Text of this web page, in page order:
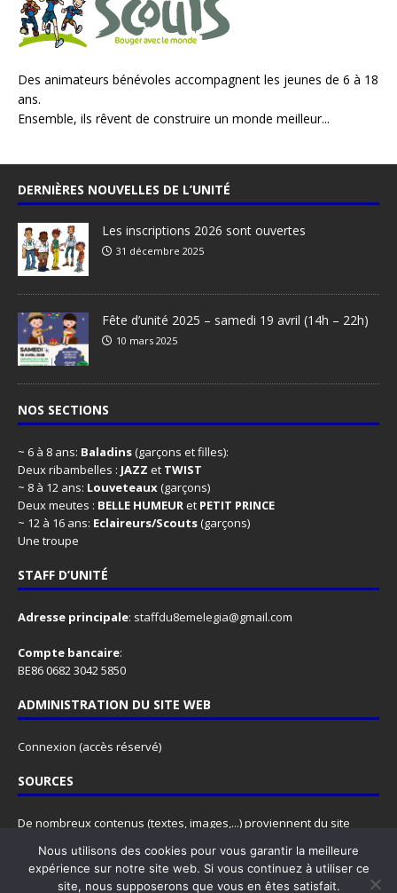
Des animateurs bénévoles accompagnent les jeunes de 6 à 18
ans.
Ensemble, ils rêvent de construire un monde meilleur...
DERNIÈRES NOUVELLES DE L’UNITÉ
Les inscriptions 2026 sont ouvertes
31 décembre 2025
Fête d’unité 2025 – samedi 19 avril (14h – 22h)
10 mars 2025
NOS SECTIONS
~ 6 à 8 ans: Baladins(garçons et filles):
Deux ribambelles : JAZZ et TWIST
~ 8 à 12 ans: Louveteaux(garçons)
Deux meutes : BELLE HUMEURet PETIT PRINCE
~ 12 à 16 ans: Eclaireurs/Scouts(garçons)
Une troupe
STAFF D’UNITÉ
Adresse principale: staffdu8emelegia@gmail.com
Compte bancaire:
BE86 0682 3042 5850
ADMINISTRATION DU SITE WEB
Connexion (accès réservé)
SOURCES
De nombreux contenus (textes, images,...) proviennent du site
N'hésitez pas à y faire un tour, ce site est rempli d'informations
super utiles, pour les animateurs comme pour les animés.
Nous utilisons des cookies pour vous garantir la meilleure
expérience sur notre site web. Si vous continuez à utiliser ce
site, nous supposerons que vous en êtes satisfait.